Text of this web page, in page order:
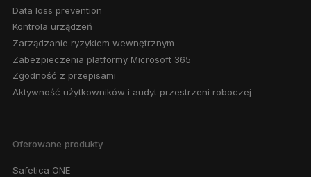
Data loss prevention
Kontrola urządzeń
Zarządzanie ryzykiem wewnętrznym
Zabezpieczenia platformy Microsoft 365
Zgodność z przepisami
Aktywność użytkowników i audyt przestrzeni roboczej
Oferowane produkty
Safetica ONE